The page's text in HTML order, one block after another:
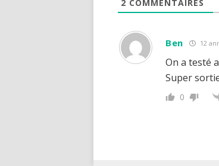
2 COMMENTAIRES
Ben 12
On a testé
Super
0